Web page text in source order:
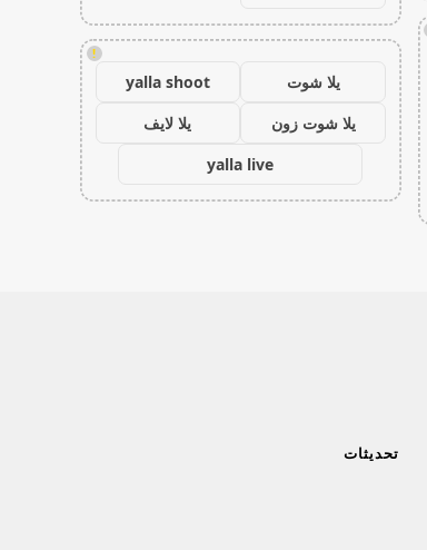
!
يلا شوت
yalla shoot
يلا شوت زون
يلا لايف
yalla live
تحديثات